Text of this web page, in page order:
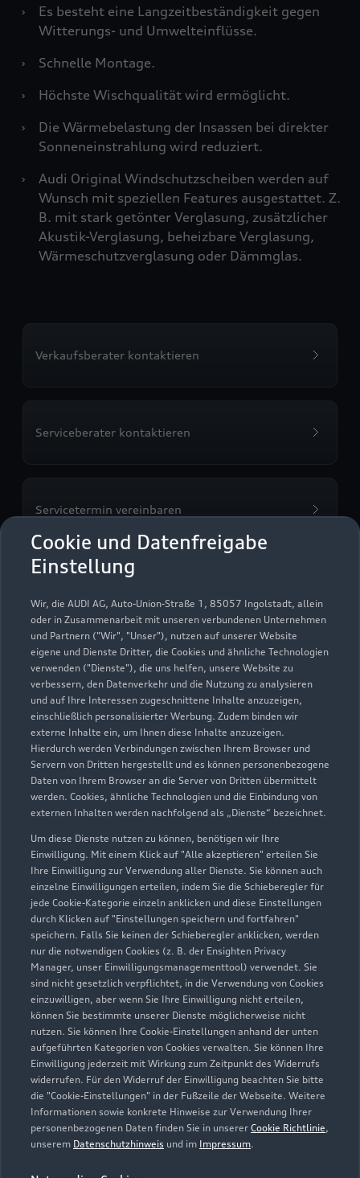
Cookie und Datenfreigabe
Einstellung
Wir, die AUDI AG, Auto-Union-Straße 1, 85057 Ingolstadt, allein
oder in Zusammenarbeit mit unseren verbundenen Unternehmen
und Partnern ("Wir", "Unser"), nutzen auf unserer Website
eigene und Dienste Dritter, die Cookies und ähnliche Technologien
verwenden ("Dienste"), die uns helfen, unsere Website zu
verbessern, den Datenverkehr und die Nutzung zu analysieren
und auf Ihre Interessen zugeschnittene Inhalte anzuzeigen,
einschließlich personalisierter Werbung. Zudem binden wir
externe Inhalte ein, um Ihnen diese Inhalte anzuzeigen.
Hierdurch werden Verbindungen zwischen Ihrem Browser und
Servern von Dritten hergestellt und es können personenbezogene
Daten von Ihrem Browser an die Server von Dritten übermittelt
werden. Cookies, ähnliche Technologien und die Einbindung von
externen Inhalten werden nachfolgend als „Dienste“ bezeichnet.
Um diese Dienste nutzen zu können, benötigen wir Ihre
Einwilligung. Mit einem Klick auf "Alle akzeptieren" erteilen Sie
Ihre Einwilligung zur Verwendung aller Dienste. Sie können auch
einzelne Einwilligungen erteilen, indem Sie die Schieberegler für
jede Cookie-Kategorie einzeln anklicken und diese Einstellungen
durch Klicken auf "Einstellungen speichern und fortfahren"
speichern. Falls Sie keinen der Schieberegler anklicken, werden
nur die notwendigen Cookies (z. B. der Ensighten Privacy
Manager, unser Einwilligungsmanagementtool) verwendet. Sie
sind nicht gesetzlich verpflichtet, in die Verwendung von Cookies
einzuwilligen, aber wenn Sie Ihre Einwilligung nicht erteilen,
können Sie bestimmte unserer Dienste möglicherweise nicht
nutzen. Sie können Ihre Cookie-Einstellungen anhand der unten
aufgeführten Kategorien von Cookies verwalten. Sie können Ihre
Einwilligung jederzeit mit Wirkung zum Zeitpunkt des Widerrufs
widerrufen. Für den Widerruf der Einwilligung beachten Sie bitte
die "Cookie-Einstellungen" in der Fußzeile der Webseite. Weitere
Informationen sowie konkrete Hinweise zur Verwendung Ihrer
personenbezogenen Daten finden Sie in unserer Cookie Richtlinie,
unserem Datenschutzhinweis und im Impressum.
›
Es besteht eine Langzeitbeständigkeit gegen
Witterungs- und Umwelteinflüsse.
›
Schnelle Montage.
›
Höchste Wischqualität wird ermöglicht.
›
Die Wärmebelastung der Insassen bei direkter
Sonneneinstrahlung wird reduziert.
›
Audi Original Windschutzscheiben werden auf
Wunsch mit speziellen Features ausgestattet. Z.
B. mit stark getönter Verglasung, zusätzlicher
Akustik-Verglasung, beheizbare Verglasung,
Wärmeschutzverglasung oder Dämmglas.
Verkaufsberater kontaktieren
Serviceberater kontaktieren
Servicetermin vereinbaren
Zur Inspektion